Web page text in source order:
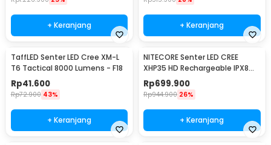
+ Keranjang + Keranjang
TaffLED Senter LED Cree XM-L
T6 Tactical 8000 Lumens - F18
Rp41.600
Rp72.900 43%
+ Keranjang
NITECORE Senter LED CREE
XHP35 HD Rechargeable IPX8
1800 Lumens - MH23
Rp699.900
Rp944.900 26%
+ Keranjang